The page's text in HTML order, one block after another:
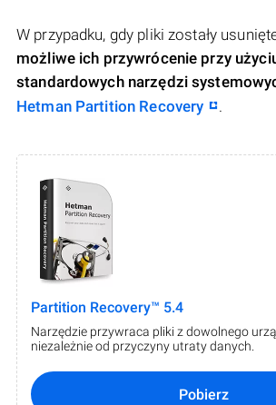
W przypadku, gdy pliki zostały
możliwe ich przywrócenie przy
standardowych narzędzi
Hetman Partition Recovery
.
Partition Recovery™ 5.4
Narzędzie przywraca pliki z dowolnego
niezależnie od przyczyny utraty danych.
Pobierz